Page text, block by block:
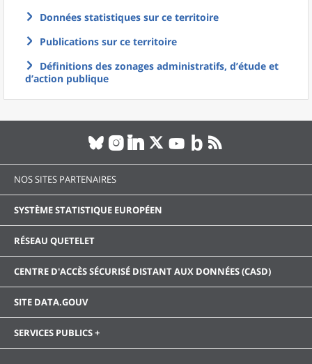
Données statistiques sur ce territoire
Publications sur ce territoire
Définitions des zonages administratifs, d’étude et
d’action publique
NOS SITES PARTENAIRES
SYSTÈME STATISTIQUE EUROPÉEN
RÉSEAU QUETELET
CENTRE D'ACCÈS SÉCURISÉ DISTANT AUX DONNÉES (CASD)
SITE DATA.GOUV
SERVICES PUBLICS +